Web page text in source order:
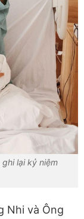
lại kỷ niệm
Nhi và Ông